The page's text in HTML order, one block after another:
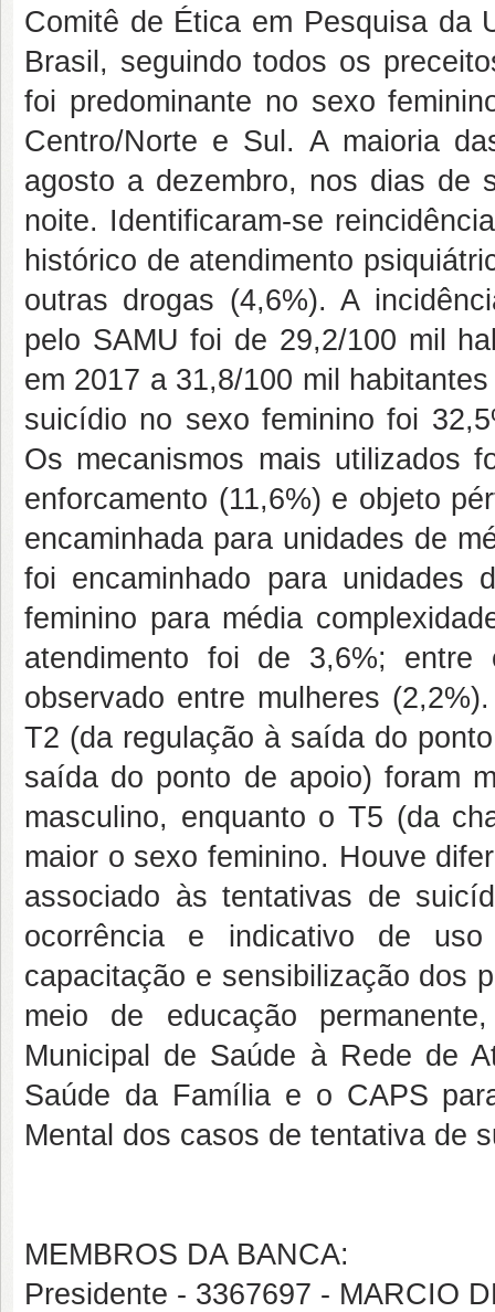
Comitê de Ética em Pesquisa da
Brasil, seguindo todos os
foi predominante no sexo
Centro/Norte e Sul. A maioria
agosto a dezembro, nos dias de
noite. Identificaram-se
histórico de atendimento
outras drogas (4,6%). A
pelo SAMU foi de 29,2/100 mil
em 2017 a 31,8/100 mil
suicídio no sexo feminino foi
Os mecanismos mais utilizados
enforcamento (11,6%) e objeto
encaminhada para unidades de
foi encaminhado para unidades
feminino para média
atendimento foi de 3,6%;
observado entre mulheres
T2 (da regulação à saída do
saída do ponto de apoio) foram
masculino, enquanto o T5 (da
maior o sexo feminino. Houve
associado às tentativas de
ocorrência e indicativo de
capacitação e sensibilização dos
meio de educação
Municipal de Saúde à Rede de
Saúde da Família e o CAPS
Mental dos casos de tentativa de
MEMBROS DA BANCA:
Presidente - 3367697 - MARCIO